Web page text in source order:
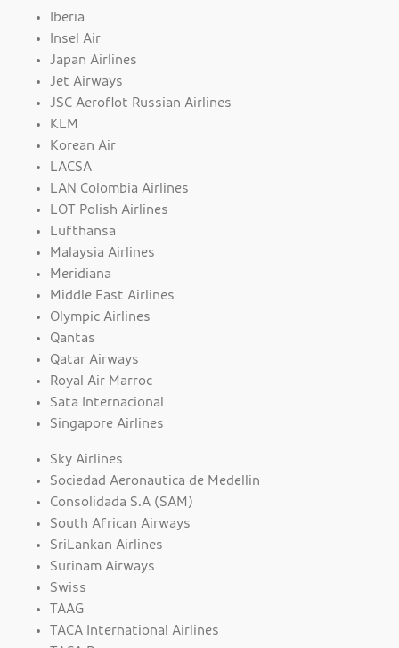
Iberia
Insel Air
Japan Airlines
Jet Airways
JSC Aeroflot Russian Airlines
KLM
Korean Air
LACSA
LAN Colombia Airlines
LOT Polish Airlines
Lufthansa
Malaysia Airlines
Meridiana
Middle East Airlines
Olympic Airlines
Qantas
Qatar Airways
Royal Air Marroc
Sata Internacional
Singapore Airlines
Sky Airlines
Sociedad Aeronautica de Medellin
Consolidada S.A (SAM)
South African Airways
SriLankan Airlines
Surinam Airways
Swiss
TAAG
TACA International Airlines